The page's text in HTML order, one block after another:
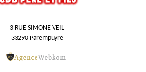
3 RUE SIMONE VEIL
33290 Parempuyre